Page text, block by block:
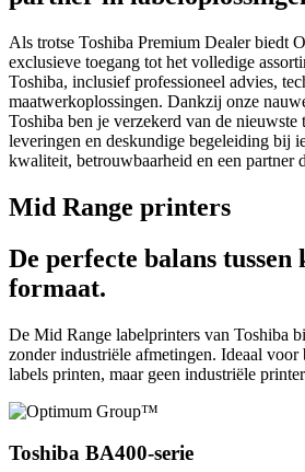
Als trotse Toshiba Premium Dealer biedt
exclusieve toegang tot het volledige
Toshiba, inclusief professioneel advies,
maatwerkoplossingen. Dankzij onze
Toshiba ben je verzekerd van de nieuwste
leveringen en deskundige begeleiding bij
kwaliteit, betrouwbaarheid en een partner
Mid Range printers
De perfecte balans tussen
formaat.
De Mid Range labelprinters van Toshiba
zonder industriële afmetingen. Ideaal
labels printen, maar geen industriële
Toshiba BA400-serie